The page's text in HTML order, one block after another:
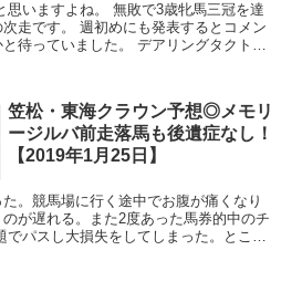
思いますよね。 無敗で3歳牝馬三冠を達
走です。 週初めにも発表するとコメン
待っていました。 デアリングタクトの
笠松・東海クラウン予想◎メモリ
ージルバ前走落馬も後遺症なし！
【2019年1月25日】
。競馬場に行く途中でお腹が痛くなり
が遅れる。また2度あった馬券的中のチ
でパスし大損失をしてしまった。とこと